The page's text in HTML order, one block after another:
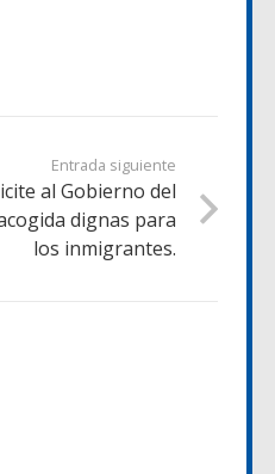
Entrada siguiente
al Gobierno del
dignas para
los inmigrantes.